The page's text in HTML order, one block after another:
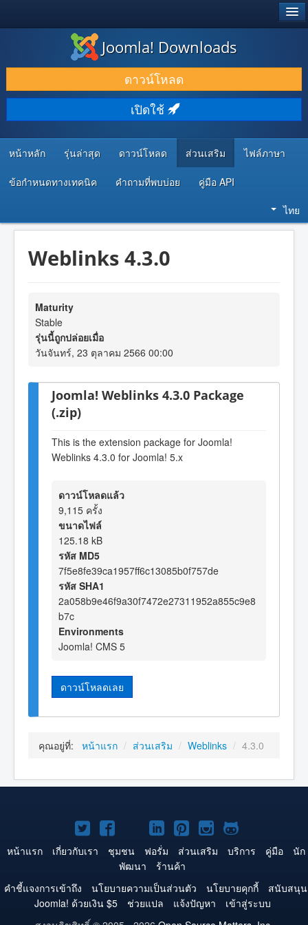
ดาวน์โหลด & ส่วนเสริม
ค้นคว้า & เรียนรู้
ชุมชน & สนับสนุน
ทรัพยากรสำหรับนักพัฒนา
Joomla! Downloads
ดาวน์โหลด
เปิดใช้
หน้าหลัก รุ่นล่าสุด ดาวน์โหลด ส่วนเสริม ไฟล์ภาษา
ข้อกำหนดทางเทคนิค คำถามที่พบบ่อย คู่มือ API
ไทย
Weblinks 4.3.0
Maturity
Stable
รุ่นนี้ถูกปล่อยเมื่อ
วันจันทร์, 23 ตุลาคม 2566 00:00
Joomla! Weblinks 4.3.0 Package
(.zip)
This is the extension package for Joomla!
Weblinks 4.3.0 for Joomla! 5.x
ดาวน์โหลดแล้ว
9,115 ครั้ง
ขนาดไฟล์
125.18 kB
รหัส MD5
7f5e8fe39ca1957ff6c13085b0f757de
รหัส SHA1
2a058b9e46f9a30f7472e27311952a855c9e8
b7c
Environments
Joomla! CMS 5
ดาวน์โหลดเลย
คุณอยู่ที่: หน้าแรก / ส่วนเสริม / Weblinks / 4.3.0
Joomla!
บน
Twitter
Joomla!
บน
Facebook
Joomla!
บน
YouTube
Joomla!
บน
LinkedIn
Joomla!
บน
Pinterest
Joomla!
บน
Joomla!
บน
หน้าแรก เกี่ยวกับเรา ชุมชน ฟอรั่ม ส่วนเสริม บริการ คู่มือ
นัก
พัฒนา
ร้านค้า
คำชี้แจงการเข้าถึง
นโยบายความเป็นส่วนตัว นโยบายคุกกี้
สนับสนุน
Joomla! ด้วยเงิน $5
ช่วยแปล แจ้งปัญหา
เข้าสู่ระบบ